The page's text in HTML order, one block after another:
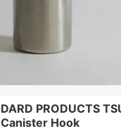
PRODUCTS
Canister Hook